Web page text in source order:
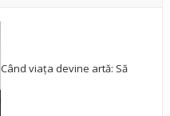
Când viața devine artă: Să